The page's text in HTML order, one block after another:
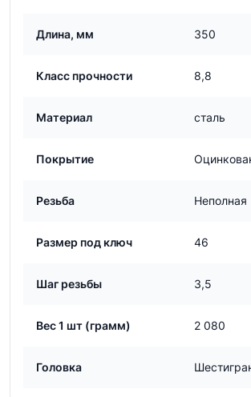
Длина, мм 350
Класс прочности 8,8
Материал сталь
Покрытие
Резьба Неполная
Размер под ключ 46
Шаг резьбы 3,5
Вес 1 шт (грамм) 2 080
Головка